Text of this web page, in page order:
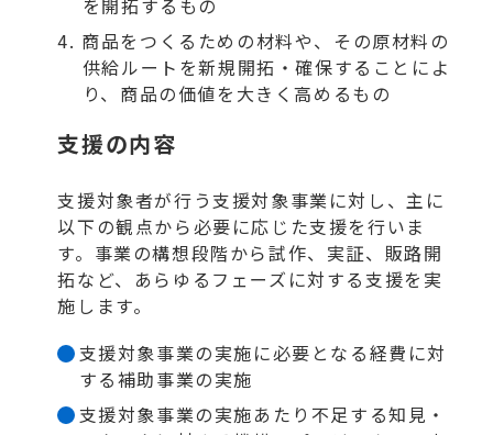
商品をつくるための材料や、その原材料の
供給ルートを新規開拓・確保することによ
り、商品の価値を大きく高めるもの
支援の内容
支援対象者が行う支援対象事業に対し、主に
以下の観点から必要に応じた支援を行いま
す。事業の構想段階から試作、実証、販路開
拓など、あらゆるフェーズに対する支援を実
施します。
支援対象事業の実施に必要となる経費に対
する補助事業の実施
支援対象事業の実施あたり不足する知見・